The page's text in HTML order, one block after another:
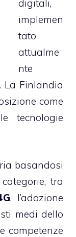
digitali,
implemen
tato
attualme
nte
La Finlandia
come
tecnologie
basandosi
tra
, l’adozione
medi dello
competenze